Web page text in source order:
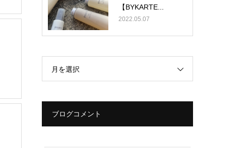
【BYKARTE...
2022.05.07
月を選択
ブログコメント